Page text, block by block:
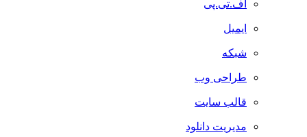
اف.تی.پی
ایمیل
شبکه
طراحی وب
قالب سایت
مدیریت دانلود